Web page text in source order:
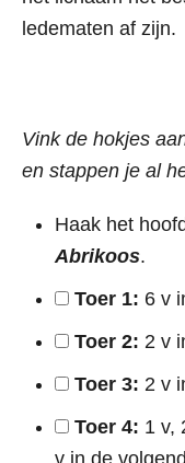
ledematen af zijn.
Vink de hokjes
en stappen je al
Haak het
Abrikoos.
Toer 1: 6 v
Toer 2: 2 v
Toer 3: 2 v
Toer 4: 1 v,
v in de